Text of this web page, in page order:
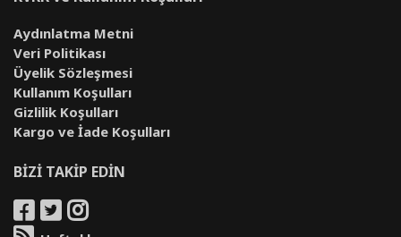
Aydınlatma Metni
Veri Politikası
Üyelik Sözleşmesi
Kullanım Koşulları
Gizlilik Koşulları
Kargo ve İade Koşulları
BİZİ TAKİP EDİN